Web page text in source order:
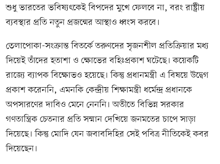
শুধু ভারতের ভবিষ্যৎকেই বিপদের মুখে ফেলবে না, বরং রাষ্ট্রীয়
ব্যবস্থার প্রতি নতুন প্রজন্মের আস্থাও ধ্বংস করবে।
তেলাপোকা-সংক্রান্ত বিতর্কে তরুণদের সৃজনশীল প্রতিক্রিয়ার মধ্য
দিয়েই তাঁদের হতাশা ও ক্ষোভের বহিঃপ্রকাশ ঘটেছে। কয়েকটি
রাজ্যে ব্যাপক বিক্ষোভও হয়েছে। কিন্তু প্রধানমন্ত্রী এ বিষয়ে উদ্বেগ
প্রকাশ করেননি, এমনকি কেন্দ্রীয় শিক্ষামন্ত্রী ধর্মেন্দ্র প্রধানকে
অপসারণের দাবিও মেনে নেননি। অতীতে বিভিন্ন সরকার
গণতান্ত্রিক চেতনার প্রতি সম্মান দেখিয়ে জনমতের চাপে সাড়া
দিয়েছে। কিন্তু মোদি যেন জবাবদিহির সেই পবিত্র নীতিকেই কবর
দিয়েছেন।